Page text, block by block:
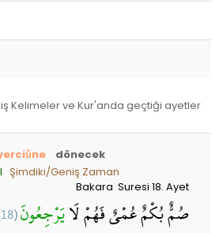
Kelimeler ve Kur'anda geçtiği ayetler
dönecek
Şimdiki/Geniş Zaman
Bakara Suresi 18. Ayet
صُمٌّ بُكْمٌ عُمْيٌ فَهُمْ لَايَرْجِعُونَ(18)